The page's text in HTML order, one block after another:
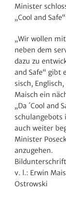
Minister
„Cool and
„Wir wollen
neben dem
dazu zu
and Safe“ gibt
sisch,
Maisch ein
„Da ´Cool and
schul­an­ge­bots
auch weiter
Minister
anzugehen.
v. l.: Erwin
Ostrowski